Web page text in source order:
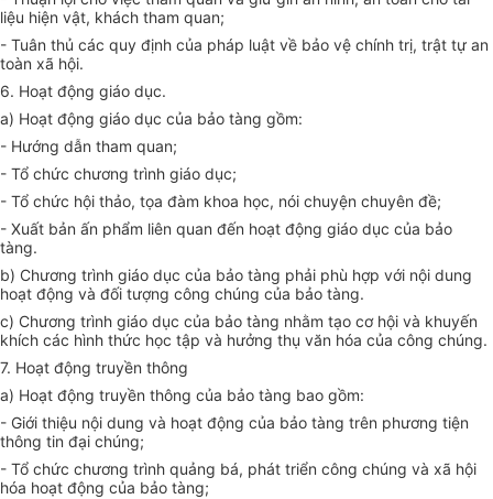
liệu hiện vật, khách tham quan;
- Tuân thủ các quy định của pháp luật về bảo vệ chính trị, trật tự an
toàn xã hội.
6. Hoạt động giáo dục.
a) Hoạt động giáo dục của bảo tàng gồm:
- Hướng dẫn tham quan;
- Tổ chức chương trình giáo dục;
- Tổ chức hội thảo, tọa đàm khoa học, nói chuyện chuyên đề;
- Xuất bản ấn phẩm liên quan đến hoạt động giáo dục của bảo
tàng.
b) Chương trình giáo dục của bảo tàng phải phù hợp với nội dung
hoạt động và đối tượng công chúng của bảo tàng.
c) Chương trình giáo dục của bảo tàng nhằm tạo cơ hội và khuyến
khích các hình thức học tập và hưởng thụ văn hóa của công chúng.
7. Hoạt động truyền thông
a) Hoạt động truyền thông của bảo tàng bao gồm:
- Giới thiệu nội dung và hoạt động của bảo tàng trên phương tiện
thông tin đại chúng;
- Tổ chức chương trình quảng bá, phát triển công chúng và xã hội
hóa hoạt động của bảo tàng;